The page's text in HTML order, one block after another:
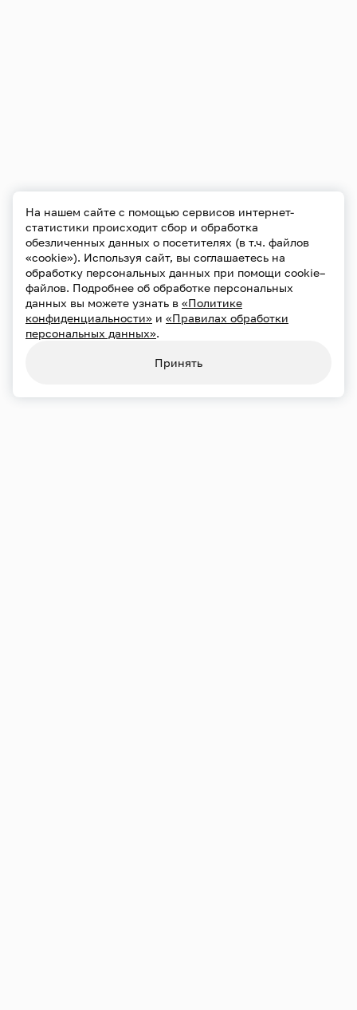
На нашем сайте с помощью сервисов интернет-
статистики происходит сбор и обработка
обезличенных данных о посетителях (в т.ч. файлов
«cookie»). Используя сайт, вы соглашаетесь на
обработку персональных данных при помощи cookie–
файлов. Подробнее об обработке персональных
данных вы можете узнать в «Политике
конфиденциальности» и «Правилах обработки
персональных данных».
Принять